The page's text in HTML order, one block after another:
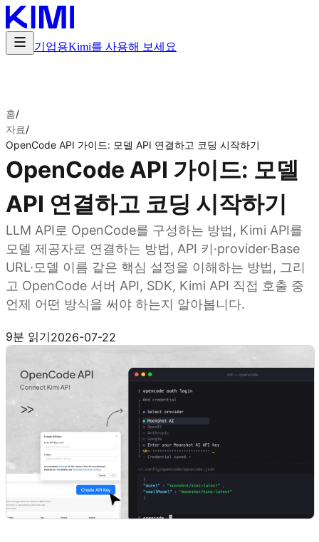
기업용Kimi를 사용해 보세요
홈/
자료/
OpenCode API 가이드: 모델 API 연결하고 코딩 시작하기
OpenCode API 가이드: 모델
API 연결하고 코딩 시작하기
LLM API로 OpenCode를 구성하는 방법, Kimi API를
모델 제공자로 연결하는 방법, API 키·provider·Base
URL·모델 이름 같은 핵심 설정을 이해하는 방법, 그리
고 OpenCode 서버 API, SDK, Kimi API 직접 호출 중
언제 어떤 방식을 써야 하는지 알아봅니다.
9분 읽기2026-07-22